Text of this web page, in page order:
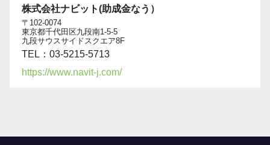
株式会社ナビット(助成金なう）
〒102-0074
東京都千代田区九段南1-5-5
九段サウスサイドスクエア8F
TEL：03-5215-5713
https://www.navit-j.com/